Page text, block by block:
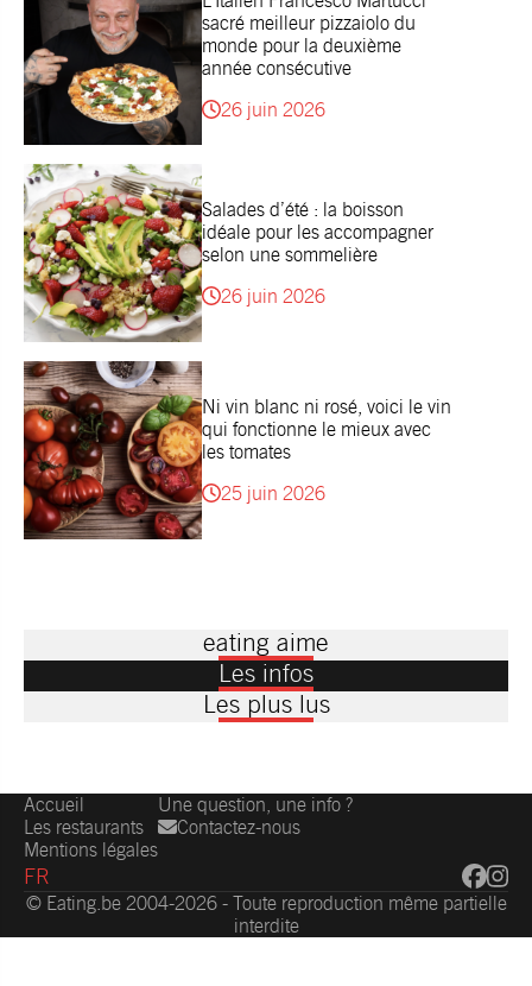
sacré meilleur pizzaiolo du
monde pour la deuxième
année consécutive
26 juin 2026
Salades d’été : la boisson
idéale pour les accompagner
selon une sommelière
26 juin 2026
Ni vin blanc ni rosé, voici le vin
qui fonctionne le mieux avec
les tomates
25 juin 2026
eating aime
Les infos
Les plus lus
Accueil
Les restaurants
Mentions légales
Une question, une info ?
Contactez-nous
FR
© Eating.be 2004-2026 - Toute reproduction même partielle
interdite